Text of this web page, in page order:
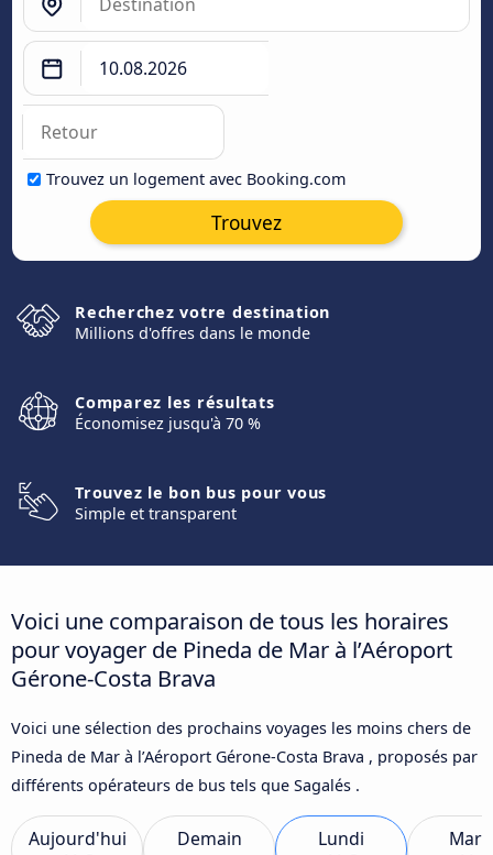
Trouvez un logement avec Booking.com
Trouvez
Recherchez votre destination
Millions d'offres dans le monde
Comparez les résultats
Économisez jusqu'à 70 %
Trouvez le bon bus pour vous
Simple et transparent
Voici une comparaison de tous les horaires
pour voyager de Pineda de Mar à l’Aéroport
Gérone-Costa Brava
Voici une sélection des prochains voyages les moins chers de
Pineda de Mar à l’Aéroport Gérone-Costa Brava , proposés par
différents opérateurs de bus tels que Sagalés .
Aujourd'hui Demain Lundi